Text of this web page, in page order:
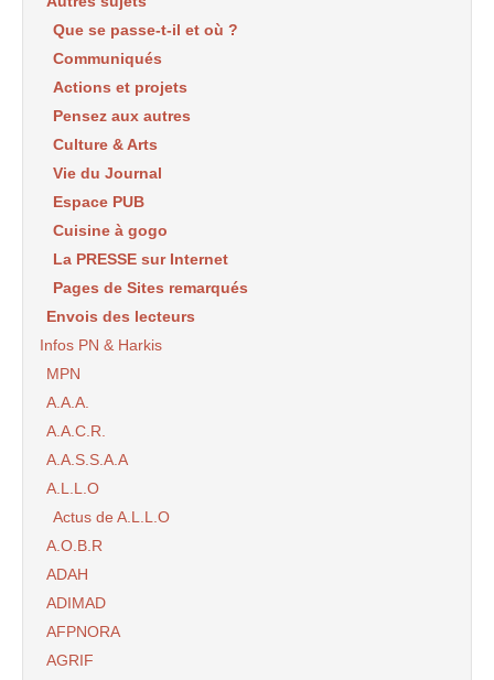
Que se passe-t-il et où ?
Communiqués
Actions et projets
Pensez aux autres
Culture & Arts
Vie du Journal
Espace PUB
Cuisine à gogo
La PRESSE sur Internet
Pages de Sites remarqués
Envois des lecteurs
Infos PN & Harkis
MPN
A.A.A.
A.A.C.R.
A.A.S.S.A.A
A.L.L.O
Actus de A.L.L.O
A.O.B.R
ADAH
ADIMAD
AFPNORA
AGRIF